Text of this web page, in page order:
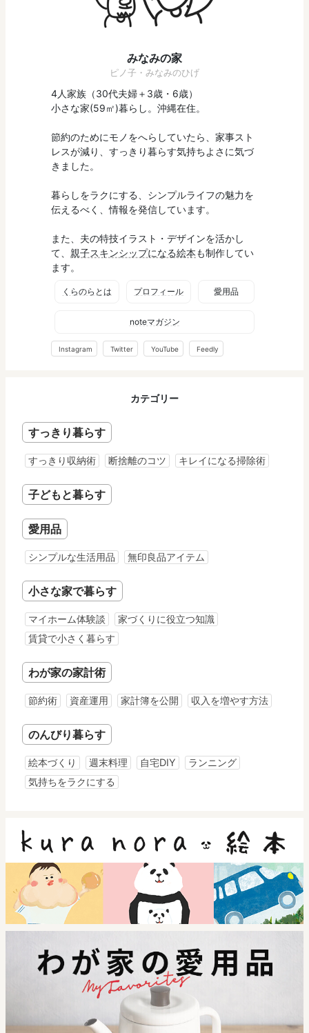
みなみの家
ピノ子・みなみのひげ
4人家族（30代夫婦＋3歳・6歳）
小さな家(59㎡)暮らし。沖縄在住。
節約のためにモノをへらしていたら、家事スト
レスが減り、すっきり暮らす気持ちよさに気づ
きました。
暮らしをラクにする、シンプルライフの魅力を
伝えるべく、情報を発信しています。
また、夫の特技イラスト・デザインを活かし
て、 親子スキンシップになる絵本も制作してい
ます。
くらのらとは プロフィール 愛用品
noteマガジン
Instagram Twitter YouTube Feedly
カテゴリー
すっきり暮らす
すっきり収納術 断捨離のコツ キレイになる掃除術
子どもと暮らす
愛用品
シンプルな生活用品 無印良品アイテム
小さな家で暮らす
マイホーム体験談
家づくりに役立つ知識
賃貸で小さく暮らす
わが家の家計術
節約術 資産運用 家計簿を公開 収入を増やす方法
のんびり暮らす
絵本づくり 週末料理 自宅DIY
ランニング
気持ちをラクにする